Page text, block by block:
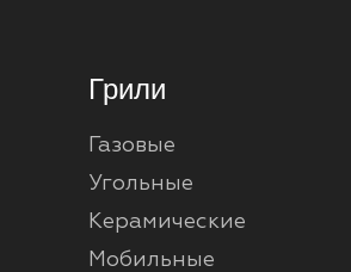
Грили
Газовые
Угольные
Керамические
Мобильные